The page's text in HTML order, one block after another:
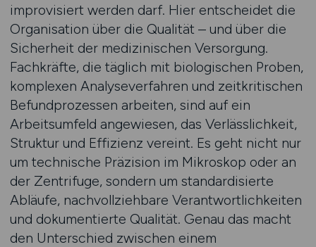
improvisiert werden darf. Hier entscheidet die
Organisation über die Qualität – und über die
Sicherheit der medizinischen Versorgung.
Fachkräfte, die täglich mit biologischen Proben,
komplexen Analyseverfahren und zeitkritischen
Befundprozessen arbeiten, sind auf ein
Arbeitsumfeld angewiesen, das Verlässlichkeit,
Struktur und Effizienz vereint. Es geht nicht nur
um technische Präzision im Mikroskop oder an
der Zentrifuge, sondern um standardisierte
Abläufe, nachvollziehbare Verantwortlichkeiten
und dokumentierte Qualität. Genau das macht
den Unterschied zwischen einem